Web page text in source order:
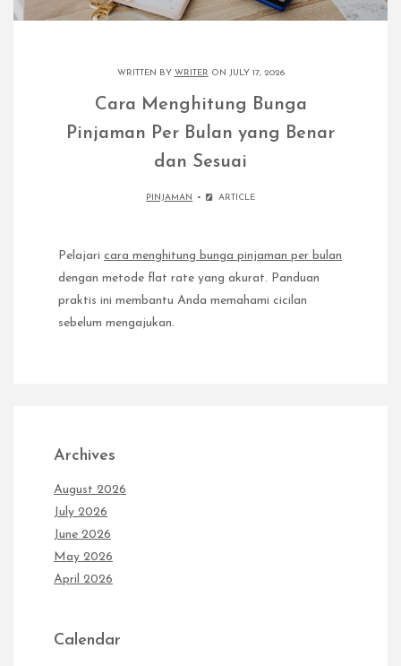
WRITTEN BY WRITER ON JULY 17, 2026
Cara Menghitung Bunga
Pinjaman Per Bulan yang Benar
dan Sesuai
PINJAMAN ARTICLE
Pelajari cara menghitung bunga pinjaman per bulan
dengan metode flat rate yang akurat. Panduan
praktis ini membantu Anda memahami cicilan
sebelum mengajukan.
Archives
August 2026
July 2026
June 2026
May 2026
April 2026
Calendar